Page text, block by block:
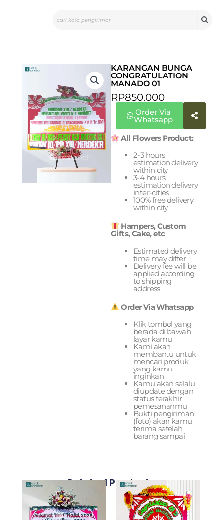
KARANGAN BUNGA
CONGRATULATION
MANADO 01
RP850.000
Order Via
Whatsapp
All Flowers Product:
2-3 hours
estimation delivery
within city
3-4 hours
estimation delivery
inter-cities
100% free delivery
within city
Hampers, Custom
Gifts, Cake, etc
Estimated delivery
time may differ
Delivery fee will be
applied according
to shipping
address
Order Via Whatsapp
Klik tombol yang
berada di bawah
layar kamu
Kami akan
membantu untuk
mencari produk
yang kamu
inginkan
Kamu akan selalu
diupdate dengan
status terakhir
pemesananmu
Bukti pengiriman
(foto) akan kamu
terima setelah
barang sampai
Related Products